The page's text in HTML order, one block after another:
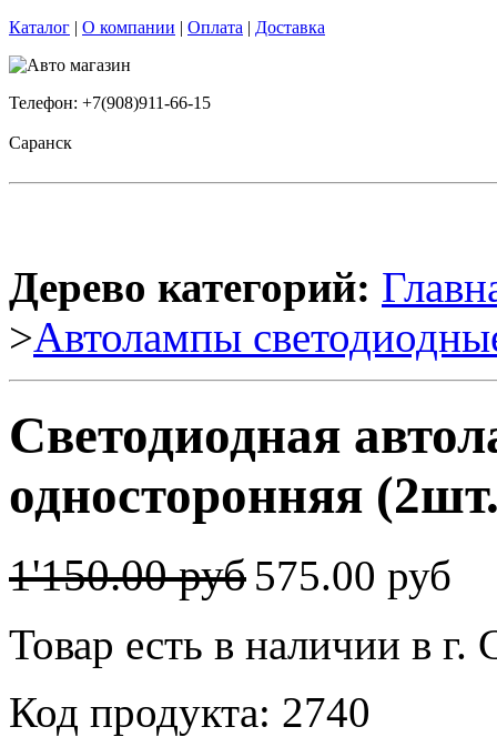
Каталог | О компании | Оплата | Доставка
Телефон: +7(908)911-66-15
Саранск
Дерево категорий:
>Автолампы
Светодиодная
односторонняя
1'150.00 руб 575.00 руб
Товар есть в наличии в г.
Код продукта: 2740